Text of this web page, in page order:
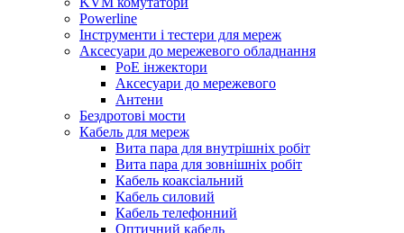
Powerline
Інструменти і тестери для мереж
Аксесуари до мережевого обладнання
PoE інжектори
Аксесуари до мережевого
Антени
Бездротові мости
Кабель для мереж
Вита пара для внутрішніх робіт
Вита пара для зовнішніх робіт
Кабель коаксіальний
Кабель силовий
Кабель телефонний
Оптичний кабель